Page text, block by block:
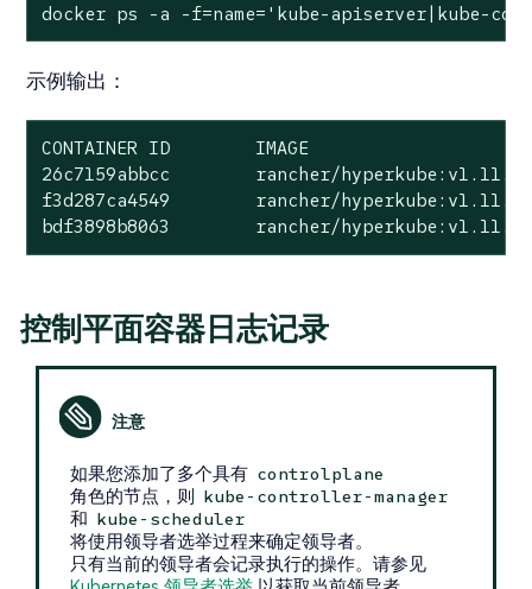
docker ps -a -f=name='kube-apiserver|kube-
示例输出：
CONTAINER ID        IMAGE
26c7159abbcc        rancher/
f3d287ca4549        rancher/
bdf3898b8063        rancher/
控制平面容器日志记录
如果您添加了多个具有 controlplane
角色的节点，则 kube-controller-manager
和 kube-scheduler
将使用领导者选举过程来确定领导者。
只有当前的领导者会记录执行的操作。请参见